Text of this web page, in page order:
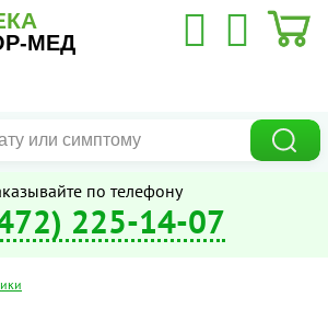
МЕД
по телефону
225-14-07